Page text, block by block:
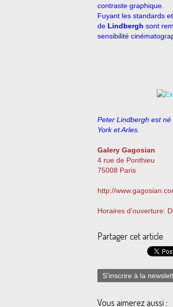
contraste graphique.
Fuyant les standards
de Lindbergh sont
sensibilité
Peter Lindbergh est
York et Arles.
Galery Gagosian
4 rue de Ponthieu
75008 Paris
http://
Horaires d'ouverture:
Partager cet article
S'inscrire à la
Vous aimerez aussi :